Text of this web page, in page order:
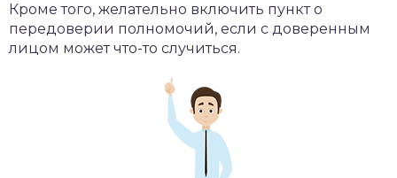
Кроме того, желательно включить пункт о
передоверии полномочий, если с доверенным
лицом может что-то случиться.